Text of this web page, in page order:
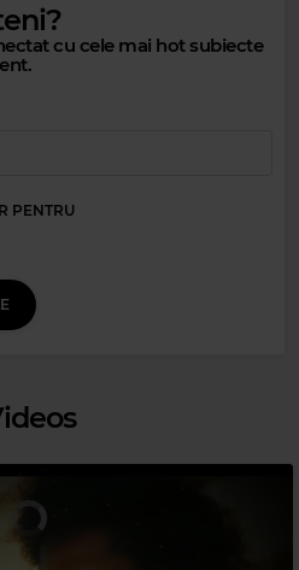
cu cele mai hot subiecte
PENTRU